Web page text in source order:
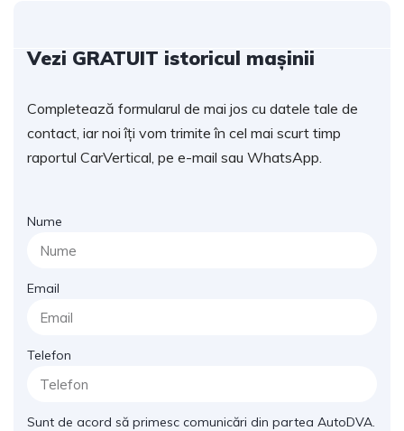
Vezi GRATUIT istoricul mașinii
Completează formularul de mai jos cu datele tale de
contact, iar noi îți vom trimite în cel mai scurt timp
raportul CarVertical, pe e-mail sau WhatsApp.
Nume
Email
Telefon
Sunt de acord să primesc comunicări din partea AutoDVA.